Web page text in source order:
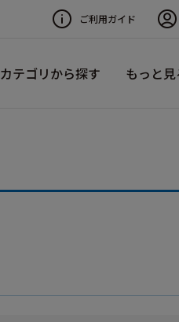
ご利用ガイド
カテゴリから探す もっと見